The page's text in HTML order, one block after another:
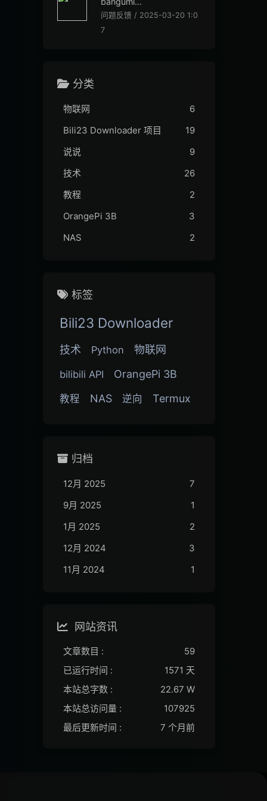
问题反馈 / 2025-03-20 1:0
7
分类
物联网
6
Bili23 Downloader 项目
19
说说
9
技术
26
教程
2
OrangePi 3B
3
NAS
2
标签
Bili23 Downloader
技术 Python 物联网
bilibili API OrangePi 3B
教程 NAS 逆向 Termux
归档
12月 2025
7
9月 2025
1
1月 2025
2
12月 2024
3
11月 2024
1
网站资讯
文章数目 :
59
已运行时间 :
1571 天
本站总字数 :
22.67 W
本站总访问量 :
107925
最后更新时间 :
7 个月前